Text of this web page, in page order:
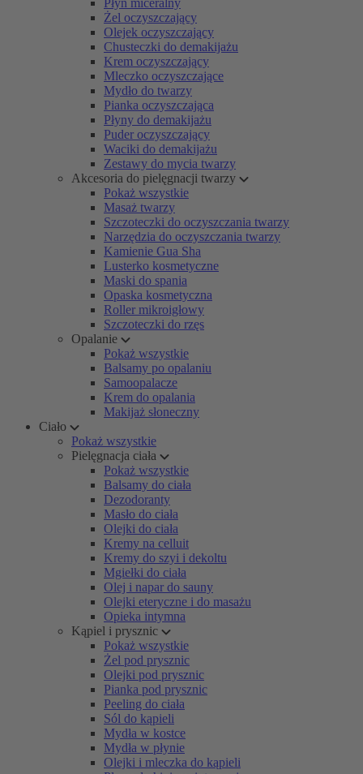
Płyn miceralny
Żel oczyszczający
Olejek oczyszczający
Chusteczki do demakijażu
Krem oczyszczający
Mleczko oczyszczające
Mydło do twarzy
Pianka oczyszczająca
Płyny do demakijażu
Puder oczyszczający
Waciki do demakijażu
Zestawy do mycia twarzy
Akcesoria do pielęgnacji twarzy
Pokaż wszystkie
Masaż twarzy
Szczoteczki do oczyszczania twarzy
Narzędzia do oczyszczania twarzy
Kamienie Gua Sha
Lusterko kosmetyczne
Maski do spania
Opaska kosmetyczna
Roller mikroigłowy
Szczoteczki do rzęs
Opalanie
Pokaż wszystkie
Balsamy po opalaniu
Samoopalacze
Krem do opalania
Makijaż słoneczny
Ciało
Pokaż wszystkie
Pielęgnacja ciała
Pokaż wszystkie
Balsamy do ciała
Dezodoranty
Masło do ciała
Olejki do ciała
Kremy na celluit
Kremy do szyi i dekoltu
Mgiełki do ciała
Olej i napar do sauny
Olejki eteryczne i do masażu
Opieka intymna
Kąpiel i prysznic
Pokaż wszystkie
Żel pod prysznic
Olejki pod prysznic
Pianka pod prysznic
Peeling do ciała
Sól do kąpieli
Mydła w kostce
Mydła w płynie
Olejki i mleczka do kąpieli